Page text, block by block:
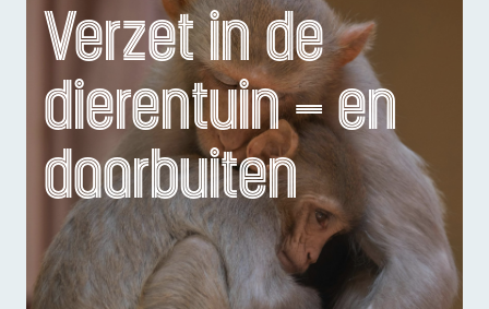
Verzet in de
dierentuin – en
daarbuiten